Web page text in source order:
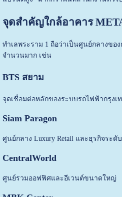
จุดสำคัญใกล้อาคาร
ทำเลพระราม 1 ถือว่าเป็นศูนย์กลางขอ
จำนวนมาก เช่น
BTS สยาม
จุดเชื่อมต่อหลักของระบบรถไฟฟ้ากรุงเ
Siam Paragon
ศูนย์กลาง Luxury Retail และธุรกิจระดั
CentralWorld
ศูนย์รวมออฟฟิศและอีเวนต์ขนาดใหญ่